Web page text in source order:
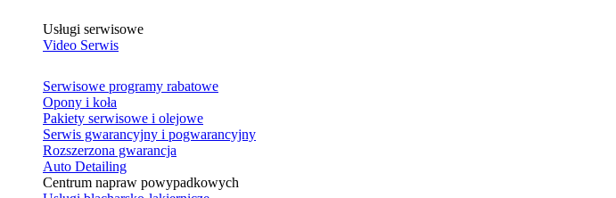
Usługi serwisowe
Video Serwis
Serwisowe programy rabatowe
Opony i koła
Pakiety serwisowe i olejowe
Serwis gwarancyjny i pogwarancyjny
Rozszerzona gwarancja
Auto Detailing
Centrum napraw powypadkowych